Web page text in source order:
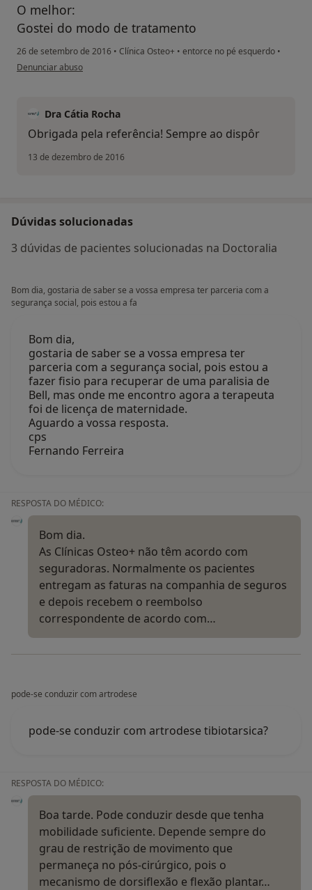
O melhor:
Gostei do modo de tratamento
26 de setembro de 2016 • Clínica Osteo+ • entorce no pé esquerdo •
na opinião do utilizador usuário
Denunciar abuso
Dra Cátia Rocha
Obrigada pela referência! Sempre ao dispôr
13 de dezembro de 2016
Dúvidas solucionadas
3 dúvidas de pacientes solucionadas na Doctoralia
Bom dia, gostaria de saber se a vossa empresa ter parceria com a
segurança social, pois estou a fa
Bom dia,
gostaria de saber se a vossa empresa ter
parceria com a segurança social, pois estou a
fazer fisio para recuperar de uma paralisia de
Bell, mas onde me encontro agora a terapeuta
foi de licença de maternidade.
Aguardo a vossa resposta.
cps
Fernando Ferreira
RESPOSTA DO MÉDICO:
Bom dia.
As Clínicas Osteo+ não têm acordo com
seguradoras. Normalmente os pacientes
entregam as faturas na companhia de seguros
e depois recebem o reembolso
correspondente de acordo com…
pode-se conduzir com artrodese
pode-se conduzir com artrodese tibiotarsica?
RESPOSTA DO MÉDICO:
Boa tarde. Pode conduzir desde que tenha
mobilidade suficiente. Depende sempre do
grau de restrição de movimento que
permaneça no pós-cirúrgico, pois o
mecanismo de dorsiflexão e flexão plantar…